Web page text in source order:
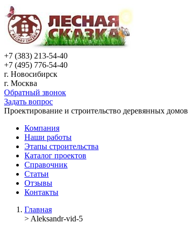
+7 (383) 213-54-40
+7 (495) 776-54-40
г. Новосибирск
г. Москва
Обратный звонок
Задать вопрос
Проектирование и строительство деревянных домов
Компания
Наши работы
Этапы строительства
Каталог проектов
Справочник
Статьи
Отзывы
Контакты
Главная
> Aleksandr-vid-5